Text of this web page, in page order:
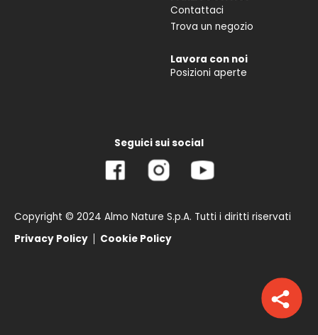
Contattaci
Trova un negozio
Lavora con noi
Posizioni aperte
Seguici sui social
Copyright © 2024 Almo Nature S.p.A. Tutti i diritti riservati
Privacy Policy
Cookie Policy